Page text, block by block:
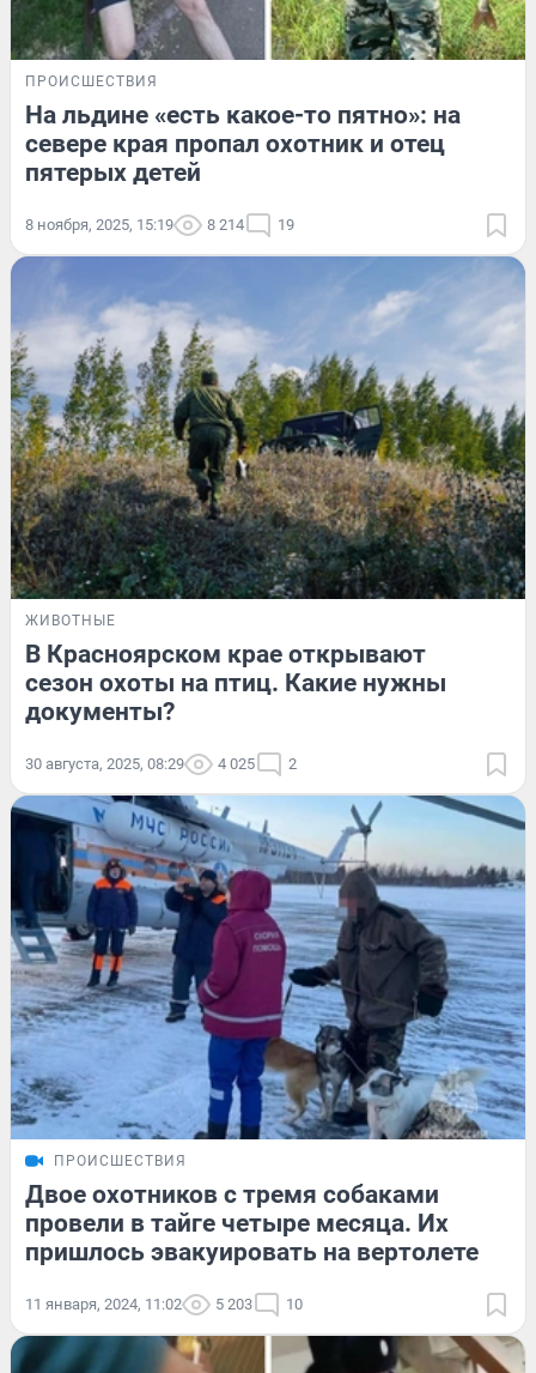
ПРОИСШЕСТВИЯ
На льдине «есть какое-то пятно»: на
севере края пропал охотник и отец
пятерых детей
8 ноября, 2025, 15:19 8 214 19
ЖИВОТНЫЕ
В Красноярском крае открывают
сезон охоты на птиц. Какие нужны
документы?
30 августа, 2025, 08:29 4 025 2
ПРОИСШЕСТВИЯ
Двое охотников с тремя собаками
провели в тайге четыре месяца. Их
пришлось эвакуировать на вертолете
11 января, 2024, 11:02 5 203 10